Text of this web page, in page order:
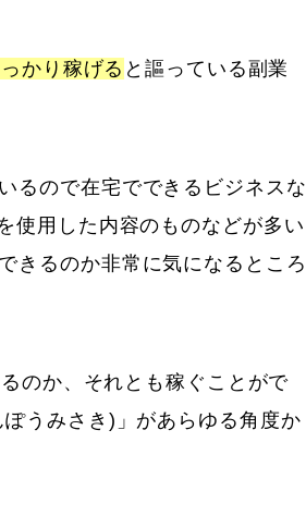
かり稼げる と謳っている副業
るので在宅でできるビジネスな
使用した内容のものなどが多い
きるのか非常に気になるところ
のか、それとも稼ぐことがで
うみさき)」があらゆる角度か